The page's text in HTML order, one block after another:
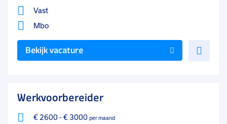
Vast
Mbo
Bekijk vacature
Werkvoorbereider
€ 2600- € 3000 per maand